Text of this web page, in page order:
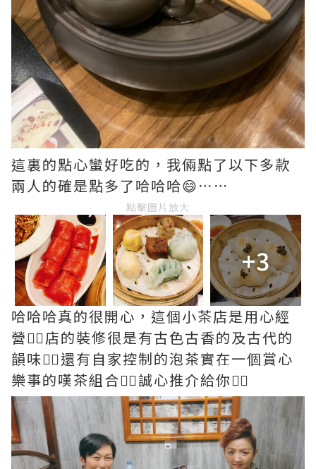
這裏的點心蠻好吃的，我倆點了以下多款
兩人的確是點多了哈哈哈😄⋯⋯
點擊圖片放大
+3
哈哈哈真的很開心，這個小茶店是用心經
營👍🏻店的裝修很是有古色古香的及古代的
韻味👍🏻還有自家控制的泡茶實在一個賞心
樂事的嘆茶組合👍🏻誠心推介給你👍🏻